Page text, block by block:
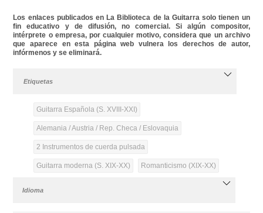
Los enlaces publicados en La Biblioteca de la Guitarra solo tienen un
fin educativo y de difusión, no comercial. Si algún compositor,
intérprete o empresa, por cualquier motivo, considera que un archivo
que aparece en esta página web vulnera los derechos de autor,
infórmenos y se eliminará.
Etiquetas
Guitarra Española (S. XVIII-XXI)
Alemania / Austria / Rep. Checa / Eslovaquia
2 Instrumentos de cuerda pulsada
Guitarra moderna (S. XIX-XX) Romanticismo (XIX-XX)
Idioma